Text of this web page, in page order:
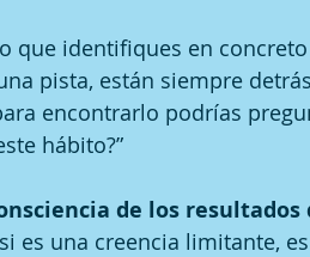
que identifiques en
pista, están siempre
encontrarlo podrías
hábito?”
de los
es una creencia limitante,